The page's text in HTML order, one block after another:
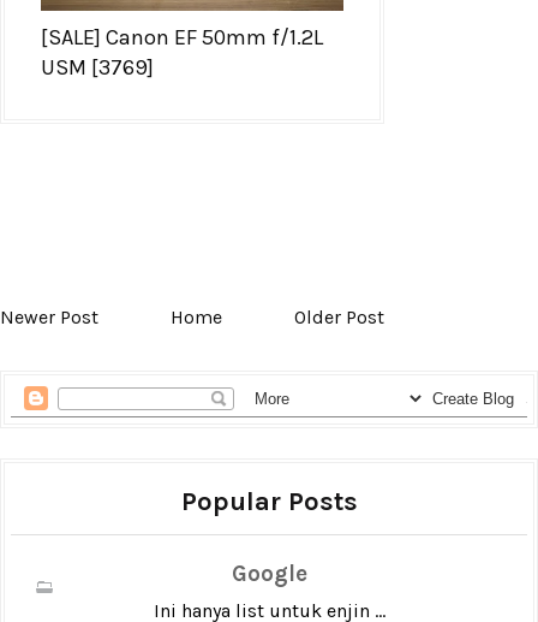
[SALE] Canon EF 50mm f/1.2L
USM [3769]
Newer Post Home Older Post
Popular Posts
Google
Ini hanya list untuk enjin ...